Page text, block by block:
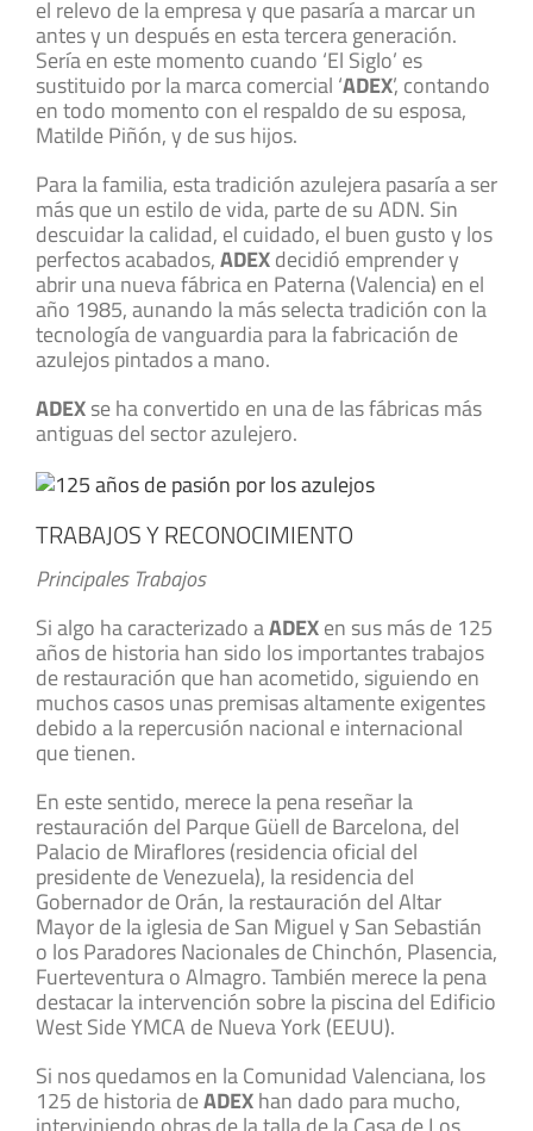
el relevo de la empresa y que pasaría a marcar un
antes y un después en esta tercera generación.
Sería en este momento cuando ‘El Siglo’ es
sustituido por la marca comercial ‘ADEX’, contando
en todo momento con el respaldo de su esposa,
Matilde Piñón, y de sus hijos.
Para la familia, esta tradición azulejera pasaría a ser
más que un estilo de vida, parte de su ADN. Sin
descuidar la calidad, el cuidado, el buen gusto y los
perfectos acabados,ADEXdecidió emprender y
abrir una nueva fábrica en Paterna (Valencia) en el
año 1985, aunando la más selecta tradición con la
tecnología de vanguardia para la fabricación de
azulejos pintados a mano.
ADEXse ha convertido en una de las fábricas más
antiguas del sector azulejero.
TRABAJOS Y RECONOCIMIENTO
Principales Trabajos
Si algo ha caracterizado aADEXen sus más de 125
años de historia han sido los importantes trabajos
de restauración que han acometido, siguiendo en
muchos casos unas premisas altamente exigentes
debido a la repercusión nacional e internacional
que tienen.
En este sentido, merece la pena reseñar la
restauración del Parque Güell de Barcelona, del
Palacio de Miraflores (residencia oficial del
presidente de Venezuela), la residencia del
Gobernador de Orán, la restauración del Altar
Mayor de la iglesia de San Miguel y San Sebastián
o los Paradores Nacionales de Chinchón, Plasencia,
Fuerteventura o Almagro. También merece la pena
destacar la intervención sobre la piscina del Edificio
West Side YMCA de Nueva York (EEUU).
Si nos quedamos en la Comunidad Valenciana, los
125 de historia deADEXhan dado para mucho,